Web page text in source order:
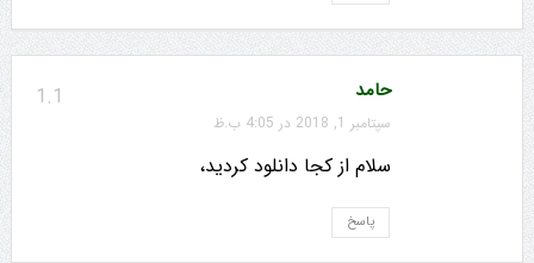
1.1 حامد
سپتامبر 1, 2018 در 4:05 ب.ظ
سلام از کجا دانلود کردید،
پاسخ